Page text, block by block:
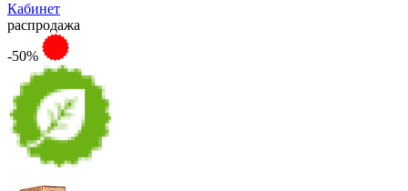
Кабинет
распродажа
-50%